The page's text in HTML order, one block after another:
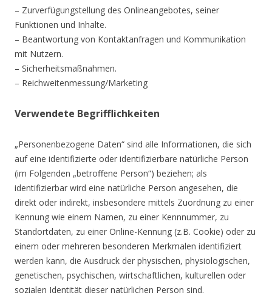
– Zurverfügungstellung des Onlineangebotes, seiner
Funktionen und Inhalte.
– Beantwortung von Kontaktanfragen und Kommunikation
mit Nutzern.
– Sicherheitsmaßnahmen.
– Reichweitenmessung/Marketing
Verwendete Begrifflichkeiten
„Personenbezogene Daten“ sind alle Informationen, die sich
auf eine identifizierte oder identifizierbare natürliche Person
(im Folgenden „betroffene Person“) beziehen; als
identifizierbar wird eine natürliche Person angesehen, die
direkt oder indirekt, insbesondere mittels Zuordnung zu einer
Kennung wie einem Namen, zu einer Kennnummer, zu
Standortdaten, zu einer Online-Kennung (z.B. Cookie) oder zu
einem oder mehreren besonderen Merkmalen identifiziert
werden kann, die Ausdruck der physischen, physiologischen,
genetischen, psychischen, wirtschaftlichen, kulturellen oder
sozialen Identität dieser natürlichen Person sind.